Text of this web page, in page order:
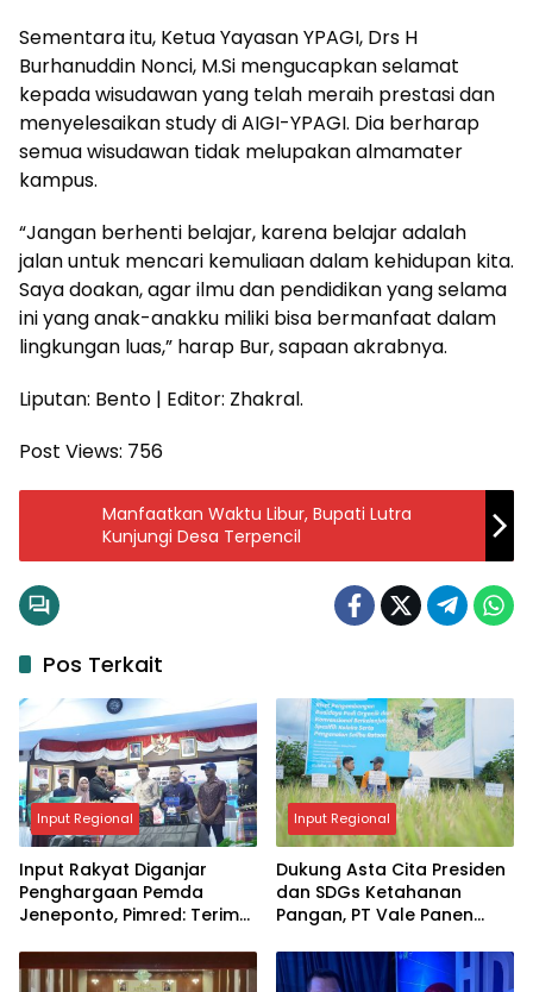
Sementara itu, Ketua Yayasan YPAGI, Drs H
Burhanuddin Nonci, M.Si mengucapkan selamat
kepada wisudawan yang telah meraih prestasi dan
menyelesaikan study di AIGI-YPAGI. Dia berharap
semua wisudawan tidak melupakan almamater
kampus.
“Jangan berhenti belajar, karena belajar adalah
jalan untuk mencari kemuliaan dalam kehidupan kita.
Saya doakan, agar ilmu dan pendidikan yang selama
ini yang anak-anakku miliki bisa bermanfaat dalam
lingkungan luas,” harap Bur, sapaan akrabnya.
Liputan: Bento | Editor: Zhakral.
Post Views: 756
Manfaatkan Waktu Libur, Bupati Lutra
Kunjungi Desa Terpencil
Pos Terkait
Input Regional
Input Rakyat Diganjar
Penghargaan Pemda
Jeneponto, Pimred: Terima
Input Regional
Dukung Asta Cita Presiden
dan SDGs Ketahanan
Pangan, PT Vale Panen
Berkelanjutan di Kolaka